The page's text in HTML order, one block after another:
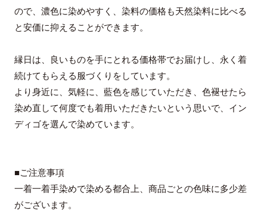
ので、濃色に染めやすく、染料の価格も天然染料に比べる
と安価に抑えることができます。
縁日は、良いものを手にとれる価格帯でお届けし、永く着
続けてもらえる服づくりをしています。
より身近に、気軽に、藍色を感じていただき、色褪せたら
染め直して何度でも着用いただきたいという思いで、イン
ディゴを選んで染めています。
■ご注意事項
一着一着手染めで染める都合上、商品ごとの色味に多少差
がございます。